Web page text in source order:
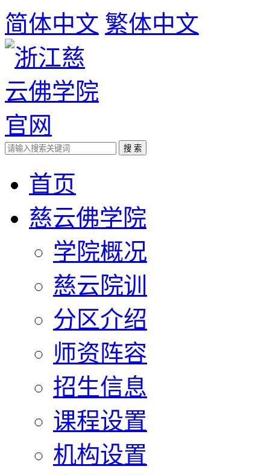
简体中文 繁体中文
首页
慈云佛学院
学院概况
慈云院训
分区介绍
师资阵容
招生信息
课程设置
机构设置